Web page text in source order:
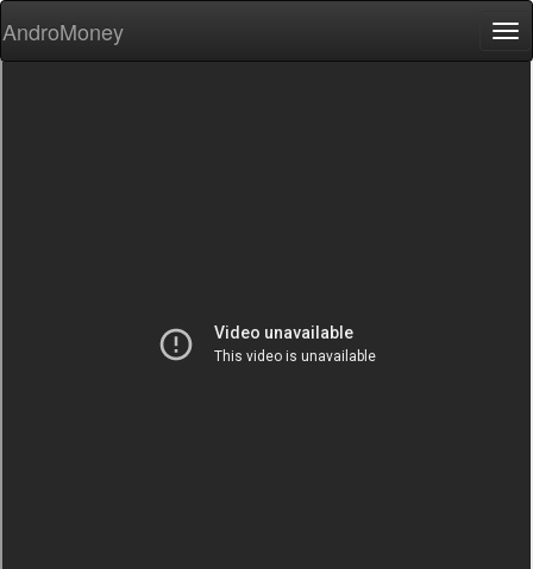
AndroMoney